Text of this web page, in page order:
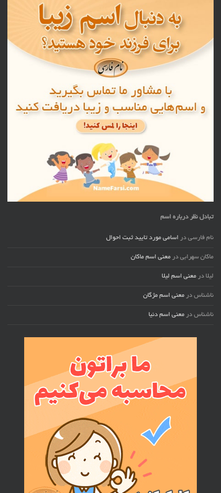
تبادل نظر درباره اسم
نام فارسی در اسامی مورد تایید ثبت احوال
ماکان سهرابی در معنی اسم ماکان
لیلا در معنی اسم لیلا
ناشناس در معنی اسم مژگان
ناشناس در معنی اسم دنیا